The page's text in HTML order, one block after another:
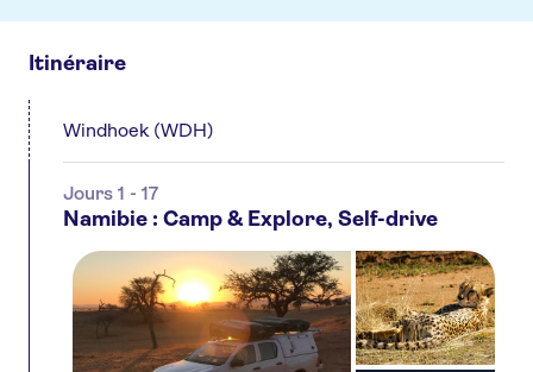
Itinéraire
Windhoek (WDH)
Jours 1 - 17
Namibie : Camp & Explore, Self-drive